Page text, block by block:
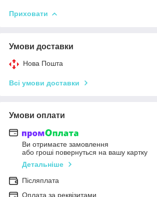
Приховати
Умови доставки
Нова Пошта
Всі умови доставки
Умови оплати
Ви отримаєте замовлення
або гроші повернуться на вашу картку
Детальніше
Післяплата
Оплата за реквізитами